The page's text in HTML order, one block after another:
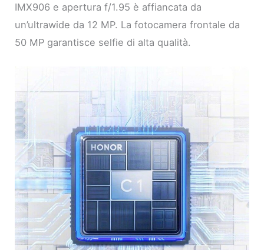
IMX906 e apertura f/1.95 è affiancata da
un’ultrawide da 12 MP. La fotocamera frontale da
50 MP garantisce selfie di alta qualità.